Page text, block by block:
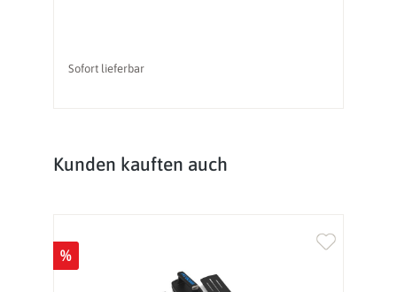
Sofort lieferbar
Produktgalerie überspringen
Kunden kauften auch
%